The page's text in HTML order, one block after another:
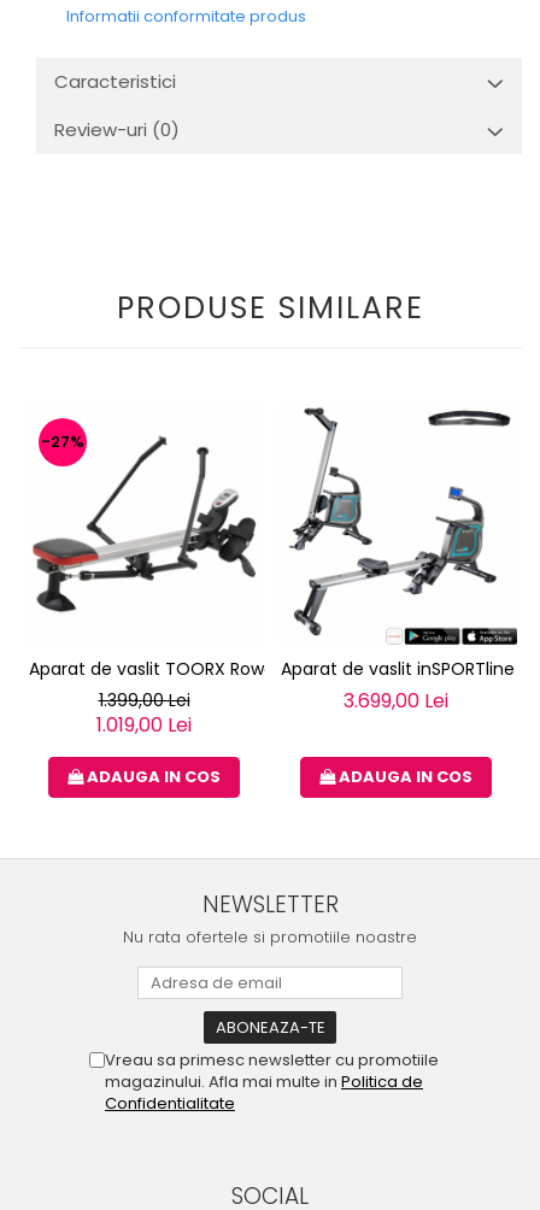
Informatii conformitate produs
Caracteristici
Review-uri (0)
PRODUSE SIMILARE
-27%
Aparat de vaslit TOORX Rower Compact
1.399,00 Lei
1.019,00 Lei
ADAUGA IN COS
Aparat de vaslit inSPORTline
3.699,00 Lei
ADAUGA IN COS
NEWSLETTER
Nu rata ofertele si promotiile noastre
Vreau sa primesc newsletter cu promotiile
magazinului. Afla mai multe in Politica de
Confidentialitate
SOCIAL